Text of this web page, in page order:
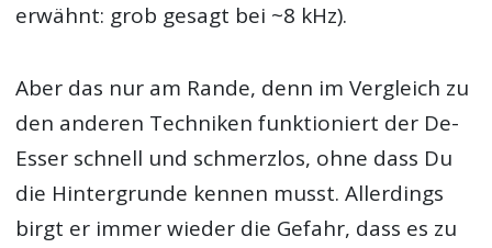
erwähnt: grob gesagt bei ~8 kHz).
Aber das nur am Rande, denn im Vergleich zu
den anderen Techniken funktioniert der De-
Esser schnell und schmerzlos, ohne dass Du
die Hintergrunde kennen musst. Allerdings
birgt er immer wieder die Gefahr, dass es zu